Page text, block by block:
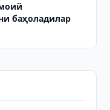
баҳоладилар